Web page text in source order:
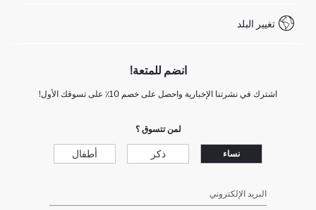
تغيير البلد
انضم للمتعة!
اشترك في نشرتنا الإخبارية واحصل على خصم 10٪ على تسوقك الأول!
لمن تتسوق ؟
نساء ذكر أطفال
البريد الإلكتروني